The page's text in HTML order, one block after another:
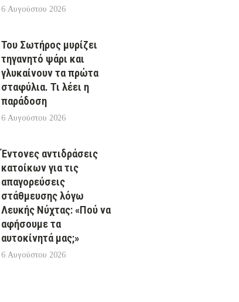
6 Αυγούστου 2026
Του Σωτήρος μυρίζει
τηγανητό ψάρι και
γλυκαίνουν τα πρώτα
σταφύλια. Τι λέει η
παράδοση
6 Αυγούστου 2026
Έντονες αντιδράσεις
κατοίκων για τις
απαγορεύσεις
στάθμευσης λόγω
Λευκής Νύχτας: «Πού να
αφήσουμε τα
αυτοκίνητά μας;»
6 Αυγούστου 2026